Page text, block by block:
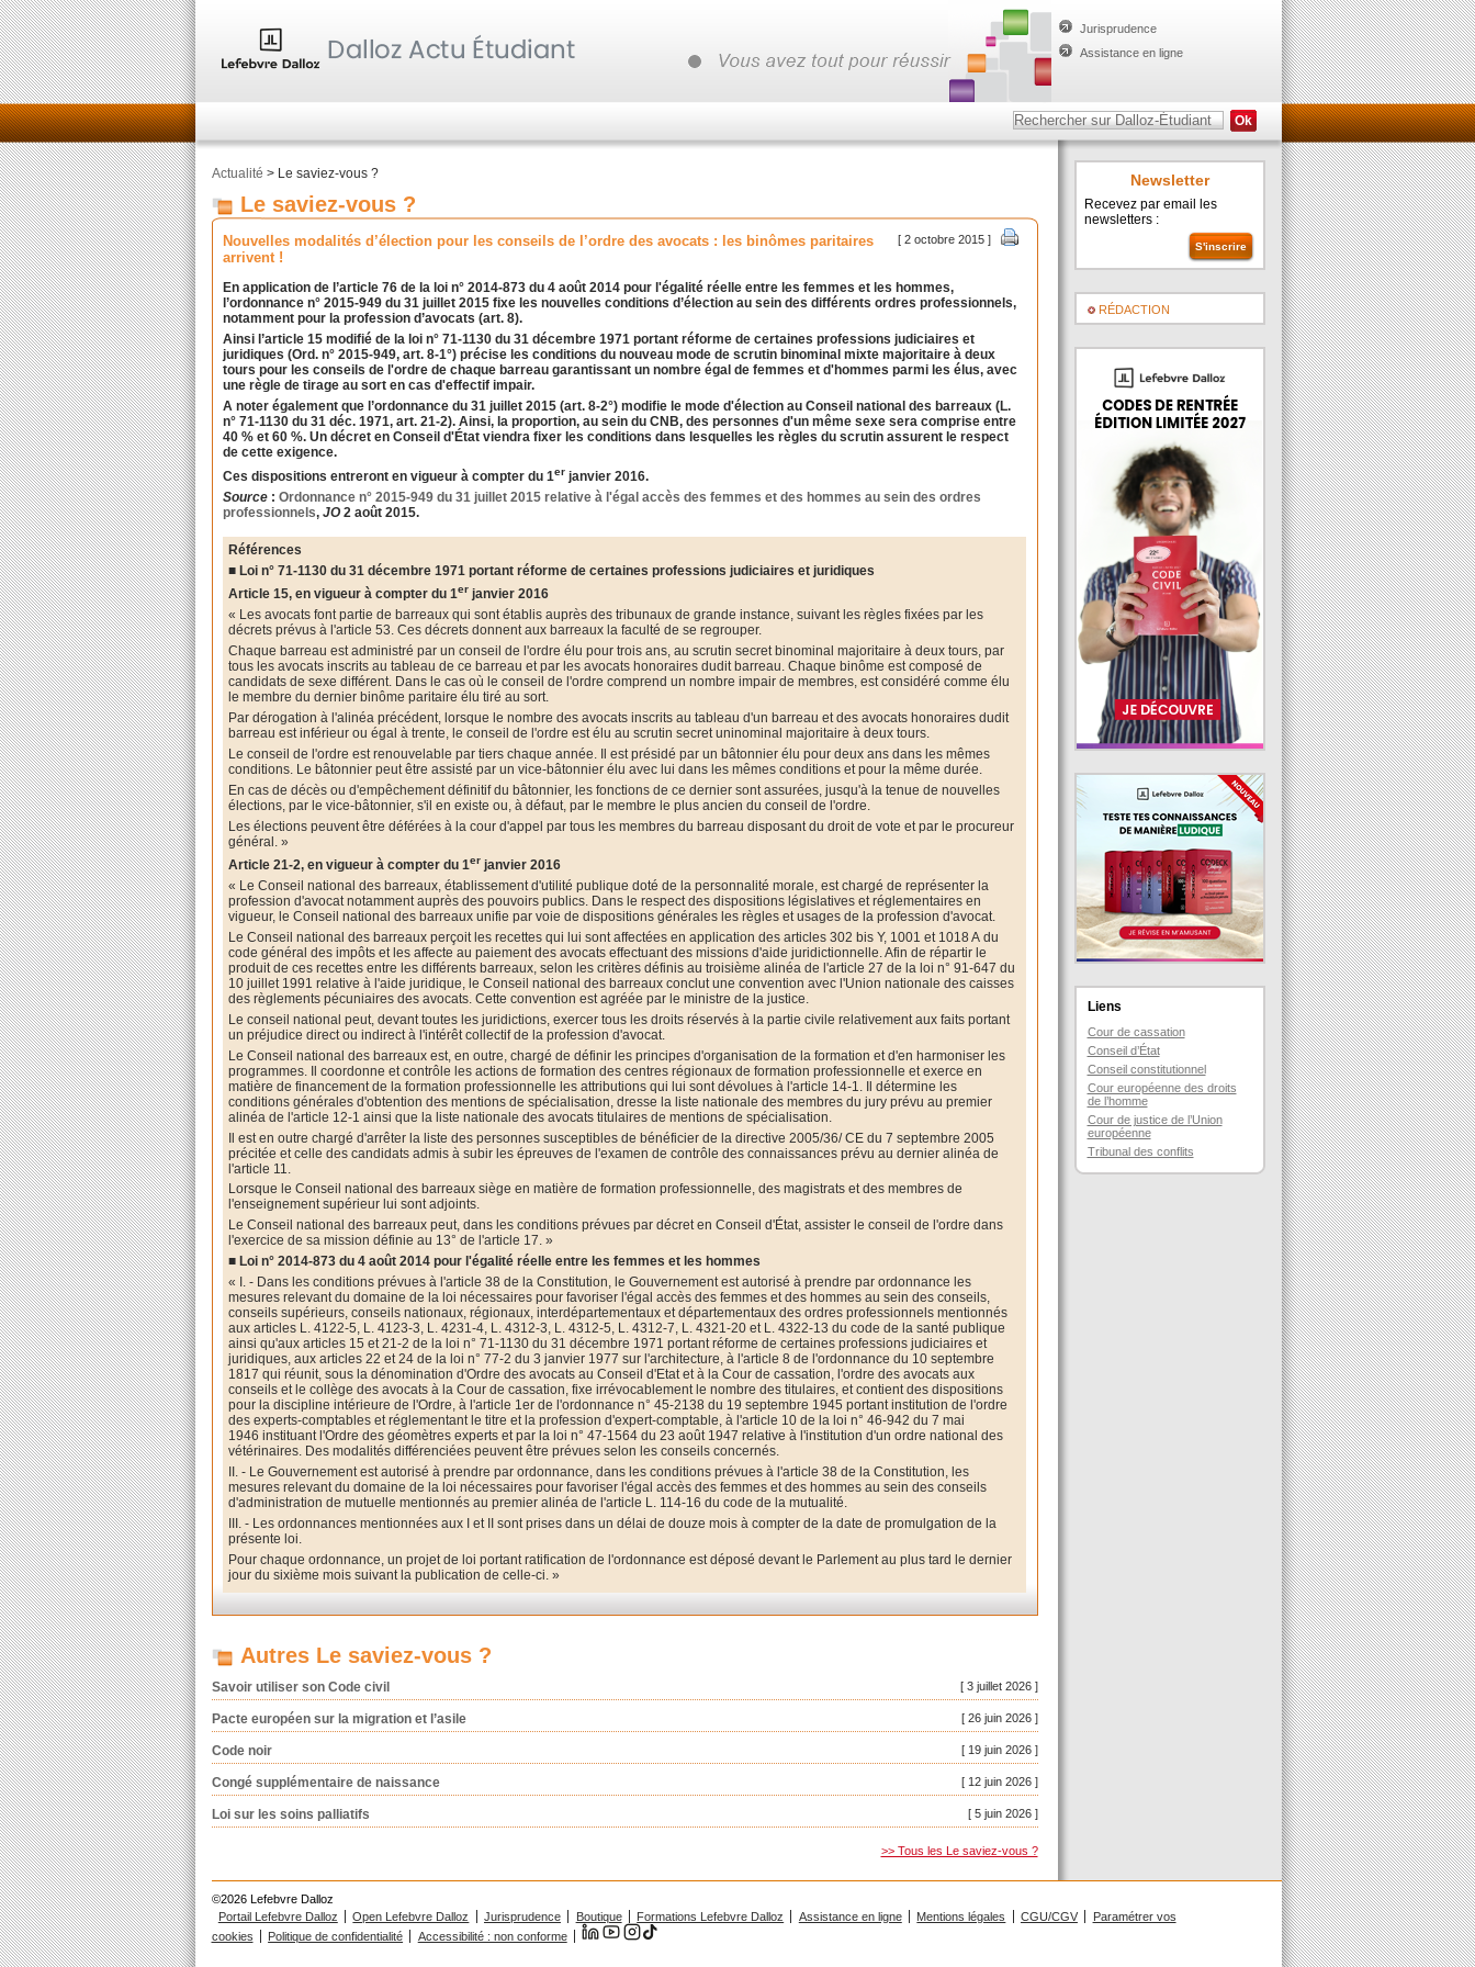
Jurisprudence
Assistance en ligne
Actualité > Le saviez-vous ?
Le saviez-vous ?
[ 2 octobre 2015 ]
Nouvelles modalités d’élection pour les conseils de l’ordre des avocats : les binômes paritaires
arrivent !
En application de l’article 76 de la loi n° 2014-873 du 4 août 2014 pour l'égalité réelle entre les femmes et les hommes,
l’ordonnance n° 2015-949 du 31 juillet 2015 fixe les nouvelles conditions d’élection au sein des différents ordres professionnels,
notamment pour la profession d’avocats (art. 8).
Ainsi l’article 15 modifié de la loi n° 71-1130 du 31 décembre 1971 portant réforme de certaines professions judiciaires et
juridiques (Ord. n° 2015-949, art. 8-1°) précise les conditions du nouveau mode de scrutin binominal mixte majoritaire à deux
tours pour les conseils de l'ordre de chaque barreau garantissant un nombre égal de femmes et d'hommes parmi les élus, avec
une règle de tirage au sort en cas d'effectif impair.
A noter également que l’ordonnance du 31 juillet 2015 (art. 8-2°) modifie le mode d'élection au Conseil national des barreaux (L.
n° 71-1130 du 31 déc. 1971, art. 21-2). Ainsi, la proportion, au sein du CNB, des personnes d'un même sexe sera comprise entre
40 % et 60 %. Un décret en Conseil d'État viendra fixer les conditions dans lesquelles les règles du scrutin assurent le respect
de cette exigence.
Ces dispositions entreront en vigueur à compter du 1er janvier 2016.
Source :Ordonnance n° 2015-949 du 31 juillet 2015 relative à l'égal accès des femmes et des hommes au sein des ordres
professionnels,JO 2 août 2015.
Références
■ Loi n° 71-1130 du 31 décembre 1971 portant réforme de certaines professions judiciaires et juridiques
Article 15, en vigueur à compter du 1er janvier 2016
« Les avocats font partie de barreaux qui sont établis auprès des tribunaux de grande instance, suivant les règles fixées par les
décrets prévus à l'article 53. Ces décrets donnent aux barreaux la faculté de se regrouper.
Chaque barreau est administré par un conseil de l'ordre élu pour trois ans, au scrutin secret binominal majoritaire à deux tours, par
tous les avocats inscrits au tableau de ce barreau et par les avocats honoraires dudit barreau. Chaque binôme est composé de
candidats de sexe différent. Dans le cas où le conseil de l'ordre comprend un nombre impair de membres, est considéré comme élu
le membre du dernier binôme paritaire élu tiré au sort.
Par dérogation à l'alinéa précédent, lorsque le nombre des avocats inscrits au tableau d'un barreau et des avocats honoraires dudit
barreau est inférieur ou égal à trente, le conseil de l'ordre est élu au scrutin secret uninominal majoritaire à deux tours.
Le conseil de l'ordre est renouvelable par tiers chaque année. Il est présidé par un bâtonnier élu pour deux ans dans les mêmes
conditions. Le bâtonnier peut être assisté par un vice-bâtonnier élu avec lui dans les mêmes conditions et pour la même durée.
En cas de décès ou d'empêchement définitif du bâtonnier, les fonctions de ce dernier sont assurées, jusqu'à la tenue de nouvelles
élections, par le vice-bâtonnier, s'il en existe ou, à défaut, par le membre le plus ancien du conseil de l'ordre.
Les élections peuvent être déférées à la cour d'appel par tous les membres du barreau disposant du droit de vote et par le procureur
général. »
Article 21-2, en vigueur à compter du 1er janvier 2016
« Le Conseil national des barreaux, établissement d'utilité publique doté de la personnalité morale, est chargé de représenter la
profession d'avocat notamment auprès des pouvoirs publics. Dans le respect des dispositions législatives et réglementaires en
vigueur, le Conseil national des barreaux unifie par voie de dispositions générales les règles et usages de la profession d'avocat.
Le Conseil national des barreaux perçoit les recettes qui lui sont affectées en application des articles 302 bis Y, 1001 et 1018 A du
code général des impôts et les affecte au paiement des avocats effectuant des missions d'aide juridictionnelle. Afin de répartir le
produit de ces recettes entre les différents barreaux, selon les critères définis au troisième alinéa de l'article 27 de la loi n° 91-647 du
10 juillet 1991 relative à l'aide juridique, le Conseil national des barreaux conclut une convention avec l'Union nationale des caisses
des règlements pécuniaires des avocats. Cette convention est agréée par le ministre de la justice.
Le conseil national peut, devant toutes les juridictions, exercer tous les droits réservés à la partie civile relativement aux faits portant
un préjudice direct ou indirect à l'intérêt collectif de la profession d'avocat.
Le Conseil national des barreaux est, en outre, chargé de définir les principes d'organisation de la formation et d'en harmoniser les
programmes. Il coordonne et contrôle les actions de formation des centres régionaux de formation professionnelle et exerce en
matière de financement de la formation professionnelle les attributions qui lui sont dévolues à l'article 14-1. Il détermine les
conditions générales d'obtention des mentions de spécialisation, dresse la liste nationale des membres du jury prévu au premier
alinéa de l'article 12-1 ainsi que la liste nationale des avocats titulaires de mentions de spécialisation.
Il est en outre chargé d'arrêter la liste des personnes susceptibles de bénéficier de la directive 2005/36/ CE du 7 septembre 2005
précitée et celle des candidats admis à subir les épreuves de l'examen de contrôle des connaissances prévu au dernier alinéa de
l'article 11.
Lorsque le Conseil national des barreaux siège en matière de formation professionnelle, des magistrats et des membres de
l'enseignement supérieur lui sont adjoints.
Le Conseil national des barreaux peut, dans les conditions prévues par décret en Conseil d'État, assister le conseil de l'ordre dans
l'exercice de sa mission définie au 13° de l'article 17. »
■ Loi n° 2014-873 du 4 août 2014 pour l'égalité réelle entre les femmes et les hommes
« I. - Dans les conditions prévues à l'article 38 de la Constitution, le Gouvernement est autorisé à prendre par ordonnance les
mesures relevant du domaine de la loi nécessaires pour favoriser l'égal accès des femmes et des hommes au sein des conseils,
conseils supérieurs, conseils nationaux, régionaux, interdépartementaux et départementaux des ordres professionnels mentionnés
aux articles L. 4122-5, L. 4123-3, L. 4231-4, L. 4312-3, L. 4312-5, L. 4312-7, L. 4321-20 et L. 4322-13 du code de la santé publique
ainsi qu'aux articles 15 et 21-2 de la loi n° 71-1130 du 31 décembre 1971 portant réforme de certaines professions judiciaires et
juridiques, aux articles 22 et 24 de la loi n° 77-2 du 3 janvier 1977 sur l'architecture, à l'article 8 de l'ordonnance du 10 septembre
1817 qui réunit, sous la dénomination d'Ordre des avocats au Conseil d'Etat et à la Cour de cassation, l'ordre des avocats aux
conseils et le collège des avocats à la Cour de cassation, fixe irrévocablement le nombre des titulaires, et contient des dispositions
pour la discipline intérieure de l'Ordre, à l'article 1er de l'ordonnance n° 45-2138 du 19 septembre 1945 portant institution de l'ordre
des experts-comptables et réglementant le titre et la profession d'expert-comptable, à l'article 10 de la loi n° 46-942 du 7 mai
1946 instituant l'Ordre des géomètres experts et par la loi n° 47-1564 du 23 août 1947 relative à l'institution d'un ordre national des
vétérinaires. Des modalités différenciées peuvent être prévues selon les conseils concernés.
II. - Le Gouvernement est autorisé à prendre par ordonnance, dans les conditions prévues à l'article 38 de la Constitution, les
mesures relevant du domaine de la loi nécessaires pour favoriser l'égal accès des femmes et des hommes au sein des conseils
d'administration de mutuelle mentionnés au premier alinéa de l'article L. 114-16 du code de la mutualité.
III. - Les ordonnances mentionnées aux I et II sont prises dans un délai de douze mois à compter de la date de promulgation de la
présente loi.
Pour chaque ordonnance, un projet de loi portant ratification de l'ordonnance est déposé devant le Parlement au plus tard le dernier
jour du sixième mois suivant la publication de celle-ci. »
Autres Le saviez-vous ?
[ 3 juillet 2026 ]
Savoir utiliser son Code civil
[ 26 juin 2026 ]
Pacte européen sur la migration et l’asile
[ 19 juin 2026 ]
Code noir
[ 12 juin 2026 ]
Congé supplémentaire de naissance
[ 5 juin 2026 ]
Loi sur les soins palliatifs
>> Tous les Le saviez-vous ?
Newsletter
Recevez par email les
newsletters :
RÉDACTION
Liens
Cour de cassation
Conseil d’État
Conseil constitutionnel
Cour européenne des droits
de l’homme
Cour de justice de l’Union
européenne
Tribunal des conflits
©2026 Lefebvre Dalloz
Portail Lefebvre Dalloz
Open Lefebvre Dalloz Jurisprudence Boutique Formations Lefebvre Dalloz Assistance en ligne Mentions légales CGU/CGV
Paramétrer vos
cookies
Politique de confidentialité Accessibilité : non conforme